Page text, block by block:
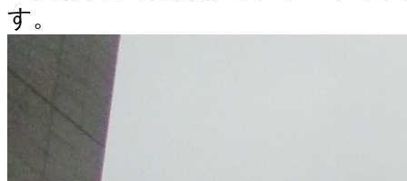
す。